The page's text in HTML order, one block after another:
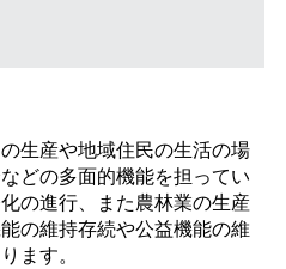
生産や地域住民の生活の場
どの多面的機能を担ってい
の進行、また農林業の生産
の維持存続や公益機能の維
ます。